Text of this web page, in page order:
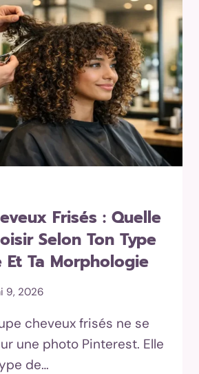
Frisés : Quelle
Selon Ton Type
Et Ta Morphologie
9, 2026
cheveux frisés ne se
une photo Pinterest. Elle
de…